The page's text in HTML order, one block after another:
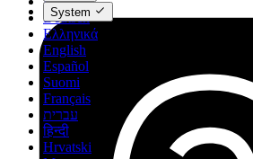
Deutsch
Ελληνικά
English
Español
Suomi
Français
עברית
हिन्दी
Hrvatski
System